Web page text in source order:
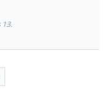
13.